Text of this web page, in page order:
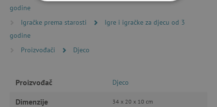
godine
Igračke prema starosti
Igre i igračke za djecu od 3
godine
Proizvođači
Djeco
Proizvođač Djeco
Dimenzije 34 x 20 x 10 cm
NUŽNO POTREBNI KOLAČIĆI
CILJANOST
FUNKCIONALNOST